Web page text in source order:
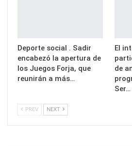
Deporte social . Sadir
encabezó la apertura de
los Juegos Forja, que
reunirán a más…
El
de
Ser…
PREV NEXT